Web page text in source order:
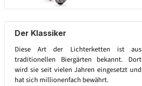
Der Klassiker
Diese Art der Lichterketten ist aus
traditionellen Biergärten bekannt. Dort
wird sie seit vielen Jahren eingesetzt und
hat sich millionenfach bewährt.